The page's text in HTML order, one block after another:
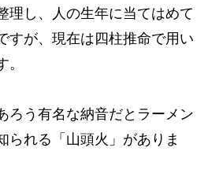
理し、人の生年に当てはめて
すが、現在は四柱推命で用い
ろう有名な納音だとラーメン
られる「山頭火」がありま